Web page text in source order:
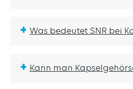
+ Was bedeutet SNR bei
+ Kann man